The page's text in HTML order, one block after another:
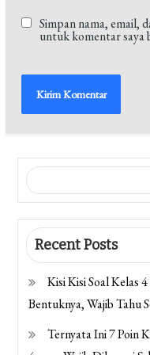
Simpan nama, email,
untuk komentar saya
Recent Posts
Kisi Kisi Soal Kelas
Bentuknya, Wajib Tahu
Ternyata Ini 7 Poin